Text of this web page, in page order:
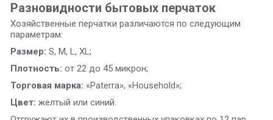
Разновидности бытовых перчаток
Хозяйственные перчатки различаются по следующим
параметрам:
Размер: S, M, L, XL;
Плотность: от 22 до 45 микрон;
Торговая марка: «Paterra», «Household»;
Цвет: желтый или синий.